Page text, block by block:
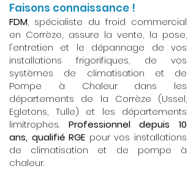
Faisons connaissance !
FDM, spécialiste du froid commercial
en Corrèze, assure la vente, la pose,
l'entretien et le dépannage de vos
installations frigorifiques, de vos
systèmes de climatisation et de
Pompe à Chaleur dans les
départements de la Corrèze (Ussel,
Egletons, Tulle) et les départements
limitrophes. Professionnel depuis 10
ans, qualifié RGE pour vos installations
de climatisation et de pompe à
chaleur.